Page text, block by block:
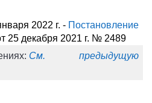
2022 г. - Постановление
25 декабря 2021 г. № 2489
См. предыдущую